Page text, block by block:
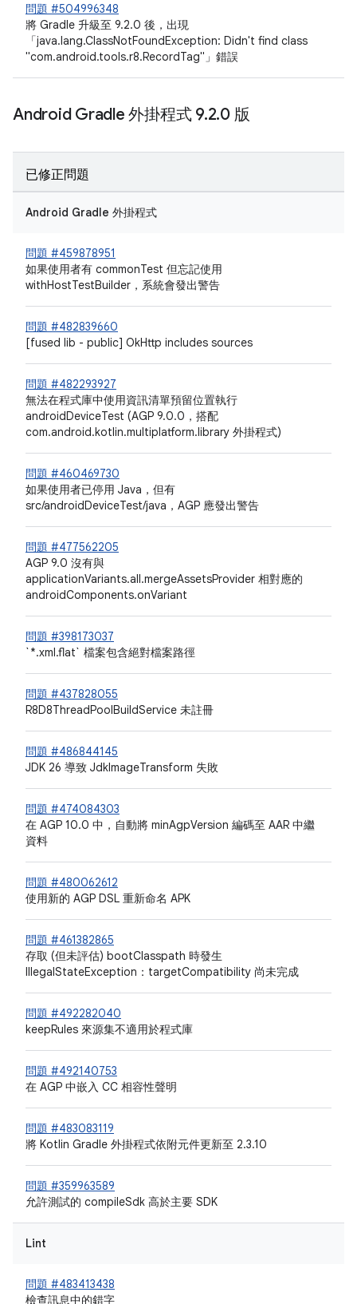
問題 #504996348
將 Gradle 升級至 9.2.0 後，出現
「java.lang.ClassNotFoundException: Didn't find class
"com.android.tools.r8.RecordTag"」錯誤
Android Gradle 外掛程式 9.2.0 版
已修正問題
Android Gradle 外掛程式
問題 #459878951
如果使用者有 commonTest 但忘記使用
withHostTestBuilder，系統會發出警告
問題 #482839660
[fused lib - public] OkHttp includes sources
問題 #482293927
無法在程式庫中使用資訊清單預留位置執行
androidDeviceTest (AGP 9.0.0，搭配
com.android.kotlin.multiplatform.library 外掛程式)
問題 #460469730
如果使用者已停用 Java，但有
src/androidDeviceTest/java，AGP 應發出警告
問題 #477562205
AGP 9.0 沒有與
applicationVariants.all.mergeAssetsProvider 相對應的
androidComponents.onVariant
問題 #398173037
`*.xml.flat` 檔案包含絕對檔案路徑
問題 #437828055
R8D8ThreadPoolBuildService 未註冊
問題 #486844145
JDK 26 導致 JdkImageTransform 失敗
問題 #474084303
在 AGP 10.0 中，自動將 minAgpVersion 編碼至 AAR 中繼
資料
問題 #480062612
使用新的 AGP DSL 重新命名 APK
問題 #461382865
存取 (但未評估) bootClasspath 時發生
IllegalStateException：targetCompatibility 尚未完成
問題 #492282040
keepRules 來源集不適用於程式庫
問題 #492140753
在 AGP 中嵌入 CC 相容性聲明
問題 #483083119
將 Kotlin Gradle 外掛程式依附元件更新至 2.3.10
問題 #359963589
允許測試的 compileSdk 高於主要 SDK
Lint
問題 #483413438
檢查訊息中的錯字